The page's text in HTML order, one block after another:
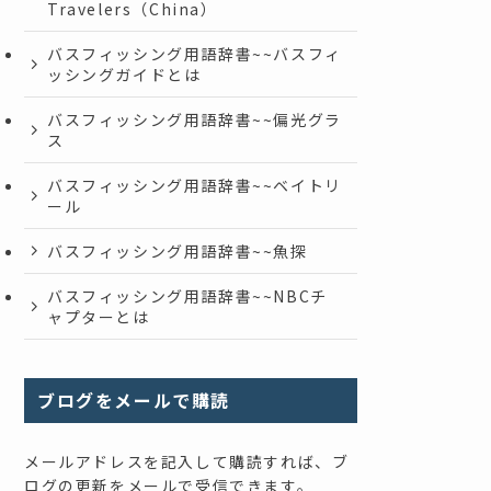
Travelers（China）
バスフィッシング用語辞書~~バスフィ
ッシングガイドとは
バスフィッシング用語辞書~~偏光グラ
ス
バスフィッシング用語辞書~~ベイトリ
ール
バスフィッシング用語辞書~~魚探
バスフィッシング用語辞書~~NBCチ
ャプターとは
ブログをメールで購読
メールアドレスを記入して購読すれば、ブ
ログの更新をメールで受信できます。